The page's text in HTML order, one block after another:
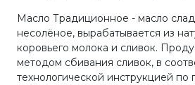
Масло Традиционное - масло
несолёное, вырабатывается из
коровьего молока и сливок.
методом сбивания сливок, в
технологической инструкцией по